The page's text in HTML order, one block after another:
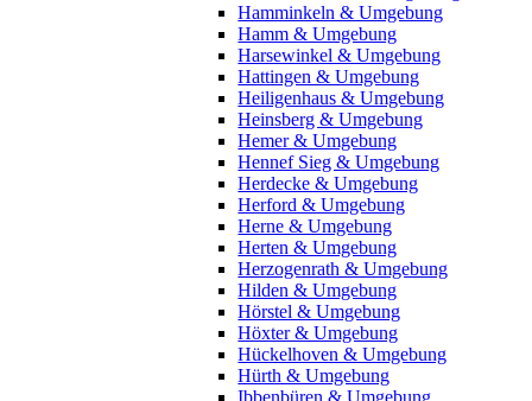
Hamminkeln & Umgebung
Hamm & Umgebung
Harsewinkel & Umgebung
Hattingen & Umgebung
Heiligenhaus & Umgebung
Heinsberg & Umgebung
Hemer & Umgebung
Hennef Sieg & Umgebung
Herdecke & Umgebung
Herford & Umgebung
Herne & Umgebung
Herten & Umgebung
Herzogenrath & Umgebung
Hilden & Umgebung
Hörstel & Umgebung
Höxter & Umgebung
Hückelhoven & Umgebung
Hürth & Umgebung
Ibbenbüren & Umgebung